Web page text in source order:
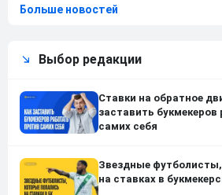
Больше новостей
Выбор редакции
Ставки на обратное
заставить букмекеров
самих себя
Звездные
на ставках в